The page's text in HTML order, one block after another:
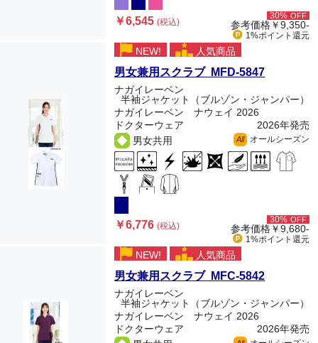
￥6,545(税込)
30% OFF
参考価格￥9,350-
1%ポイント 還元
NEW! 人気商品
男女兼用スクラブ MFD-5847
ナガイレーベン
半袖ジャケット（ブルゾン・ジャンパー）
ナガイレーベン ナウェイ 2026
ドクターウェア
2026年発売
男女共用
All オールシーズン
￥6,776(税込)
30% OFF
参考価格￥9,680-
1%ポイント 還元
NEW! 人気商品
男女兼用スクラブ MFC-5842
ナガイレーベン
半袖ジャケット（ブルゾン・ジャンパー）
ナガイレーベン ナウェイ 2026
ドクターウェア
2026年発売